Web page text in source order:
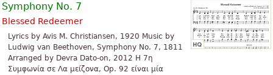
Symphony No. 7
Blessed Redeemer
Lyrics by Avis M. Christiansen, 1920 Music by
Ludwig van Beethoven, Symphony No. 7, 1811
Arranged by Devra Dato-on, 2012 Η 7η
Συμφωνία σε Λα μείζονα, Op. 92 είναι μία